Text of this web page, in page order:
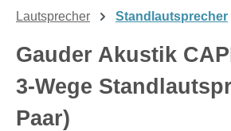
Lautsprecher Standlautsprecher
Gauder Akustik
3-Wege
Paar)